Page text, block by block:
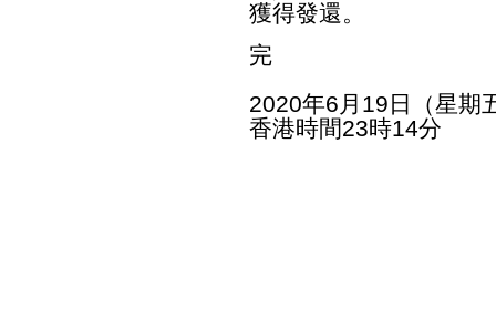
獲得發還。
完
2020年6月19日（星期
香港時間23時14分